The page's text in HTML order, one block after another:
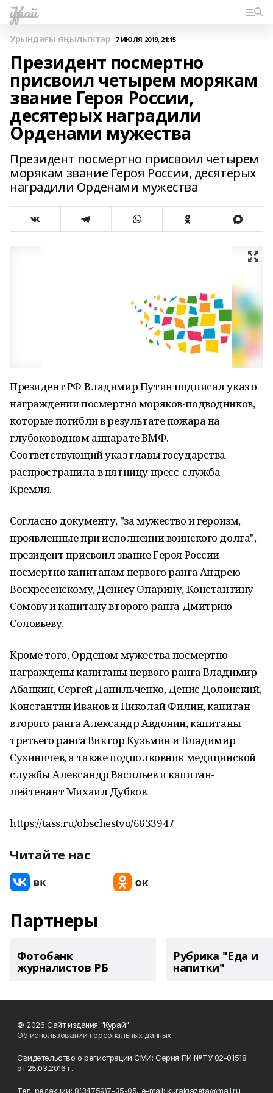
Ҡурай
Урындағы яңылыҡтар 7 ИЮЛЯ 2019, 21:15
Президент посмертно
присвоил четырем морякам
звание Героя России,
десятерых наградили
Орденами мужества
Президент посмертно присвоил четырем
морякам звание Героя России, десятерых
наградили Орденами мужества
Президент РФ Владимир Путин подписал указ о
награждении посмертно моряков-подводников,
которые погибли в результате пожара на
глубоководном аппарате ВМФ.
Соответствующий указ главы государства
распространила в пятницу пресс-служба
Кремля.
Согласно документу, "за мужество и героизм,
проявленные при исполнении воинского долга",
президент присвоил звание Героя России
посмертно капитанам первого ранга Андрею
Воскресенскому, Денису Опарину, Константину
Сомову и капитану второго ранга Дмитрию
Соловьеву.
Кроме того, Орденом мужества посмертно
награждены капитаны первого ранга Владимир
Абанкин, Сергей Данильченко, Денис Долонский,
Константин Иванов и Николай Филин, капитан
второго ранга Александр Авдонин, капитаны
третьего ранга Виктор Кузьмин и Владимир
Сухиничев, а также подполковник медицинской
службы Александр Васильев и капитан-
лейтенант Михаил Дубков.
https://tass.ru/obschestvo/6633947
Читайте нас
Партнеры
Фотобанк
журналистов РБ
Рубрика "Еда и
напитки"
© 2026 Сайт издания "Курай"
Об использовании персональных данных
Свидетельство о регистрации СМИ: Серия ПИ №ТУ 02-01518
от 25.03.2016 г.
Тел. редакции: 8(34759)7-35-05, e-mail: kuraigazeta@mail.ru